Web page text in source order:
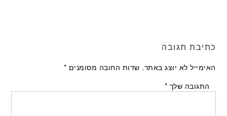
כתיבת תגובה
האימייל לא יוצג באתר. שדות החובה מסומנים *
התגובה שלך *